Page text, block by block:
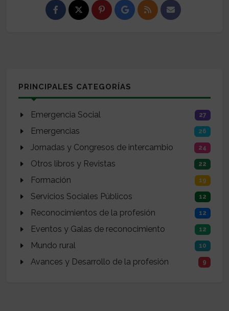
PRINCIPALES CATEGORÍAS
Emergencia Social 27
Emergencias 26
Jornadas y Congresos de intercambio 24
Otros libros y Revistas 22
Formación 19
Servicios Sociales Públicos 12
Reconocimientos de la profesión 12
Eventos y Galas de reconocimiento 12
Mundo rural 10
Avances y Desarrollo de la profesión 9